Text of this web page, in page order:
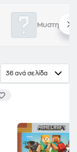
Μυστηρίου
36 ανά σελίδα